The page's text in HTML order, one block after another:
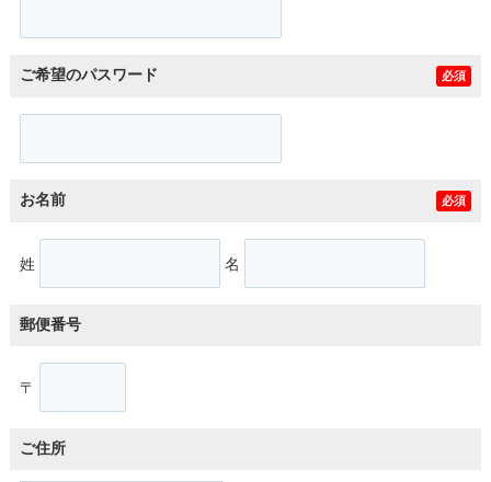
ご希望のパスワード 必須
お名前 必須
姓 名
郵便番号
〒
ご住所